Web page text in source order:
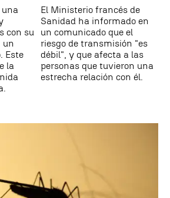
con su
un
Este
la
El Ministerio francés de
Sanidad ha informado en
un comunicado que el
riesgo de transmisión "es
débil", y que afecta a las
personas que tuvieron una
estrecha relación con él.